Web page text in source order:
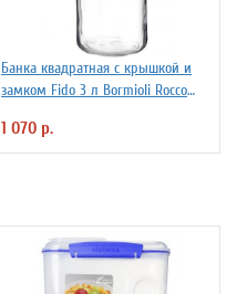
Банка квадратная с крышкой и
замком Fido 3 л Bormioli Rocco
1 070 р.